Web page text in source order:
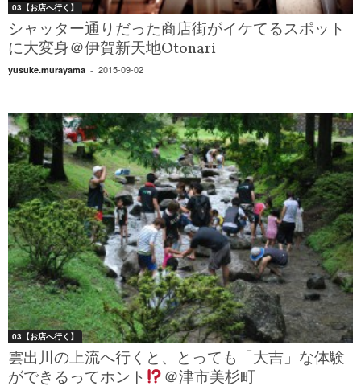
03【お店へ行く】
シャッター通りだった商店街がイケてるスポット
に大変身＠伊賀新天地Otonari
yusuke.murayama - 2015-09-02
03【お店へ行く】
雲出川の上流へ行くと、とっても「大吉」な体験
ができるってホント
＠津市美杉町